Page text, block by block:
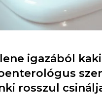
igazából
rosszul